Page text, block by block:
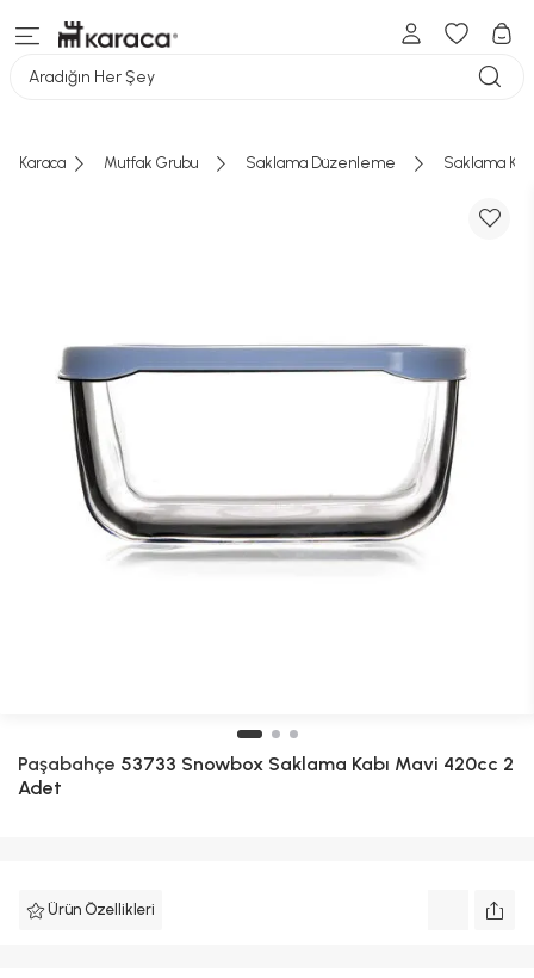
Aradığın Her Şey
Karaca Mutfak Grubu Saklama Düzenleme Saklama
Paşabahçe 53733 Snowbox Saklama Kabı Mavi 420cc 2
Adet
Ürün Özellikleri